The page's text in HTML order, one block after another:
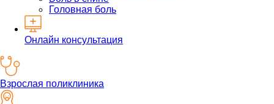
Головная боль
Онлайн консультация
Взрослая поликлиника